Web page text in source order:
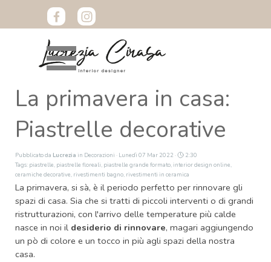
La primavera in casa:
Piastrelle decorative
Pubblicato da Lucrezia in Decorazioni · Lunedì 07 Mar 2022 ·
2:30
Tags: piastrelle, piastrelle floreali, piastrelle grande formato, interior design online,
ceramiche decorative, rivestimenti bagno, rivestimenti in ceramica
La primavera, si sà, è il periodo perfetto per rinnovare gli
spazi di casa. Sia che si tratti di piccoli interventi o di grandi
ristrutturazioni, con l'arrivo delle temperature più calde
nasce in noi il desiderio di rinnovare, magari aggiungendo
un pò di colore e un tocco in più agli spazi della nostra
casa.